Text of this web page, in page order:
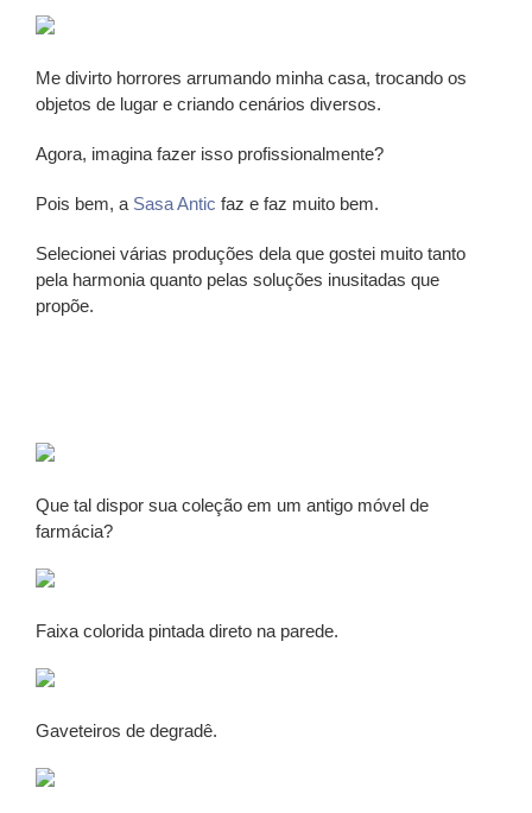
Me divirto horrores arrumando minha casa, trocando os
objetos de lugar e criando cenários diversos.
Agora, imagina fazer isso profissionalmente?
Pois bem, a Sasa Antic faz e faz muito bem.
Selecionei várias produções dela que gostei muito tanto
pela harmonia quanto pelas soluções inusitadas que
propõe.
Que tal dispor sua coleção em um antigo móvel de
farmácia?
Faixa colorida pintada direto na parede.
Gaveteiros de degradê.